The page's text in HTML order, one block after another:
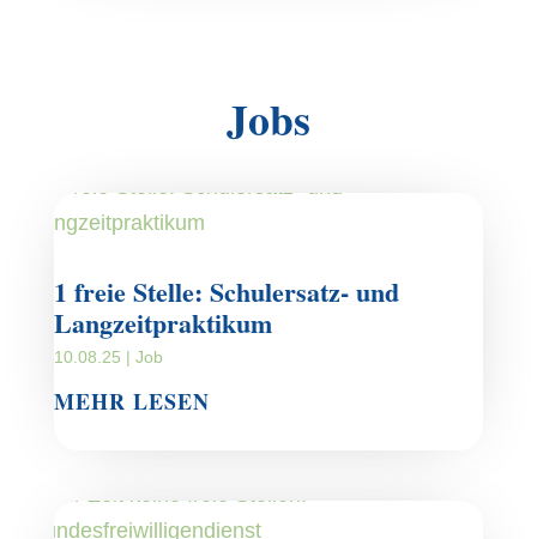
Jobs
1 freie Stelle: Schulersatz- und
Langzeitpraktikum
10.08.25 | Job
MEHR LESEN